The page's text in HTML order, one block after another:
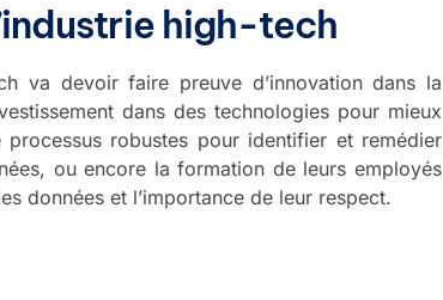
high-tech
va devoir faire preuve d’innovation dans la
dans des technologies pour mieux
robustes pour identifier et remédier
ou encore la formation de leurs employés
données et l’importance de leur respect.